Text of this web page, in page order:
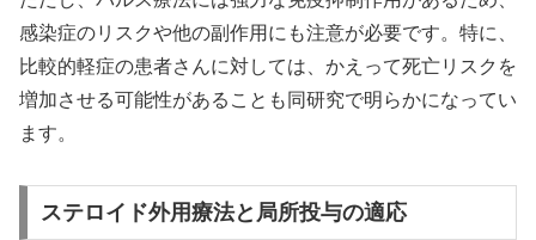
感染症のリスクや他の副作用にも注意が必要です。特に、
比較的軽症の患者さんに対しては、かえって死亡リスクを
増加させる可能性があることも同研究で明らかになってい
ます。
ステロイド外用療法と局所投与の適応